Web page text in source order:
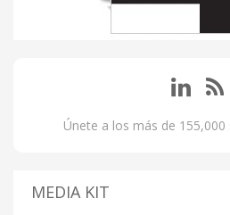
Únete a los más de
MEDIA KIT